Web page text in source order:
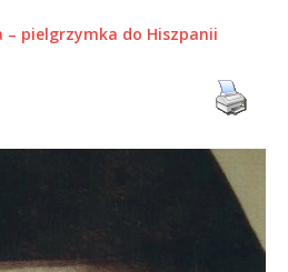
– pielgrzymka do Hiszpanii